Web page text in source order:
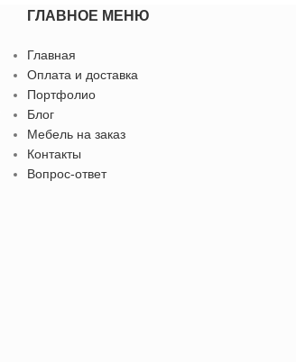
ГЛАВНОЕ МЕНЮ
Главная
Оплата и доставка
Портфолио
Блог
Мебель на заказ
Контакты
Вопрос-ответ